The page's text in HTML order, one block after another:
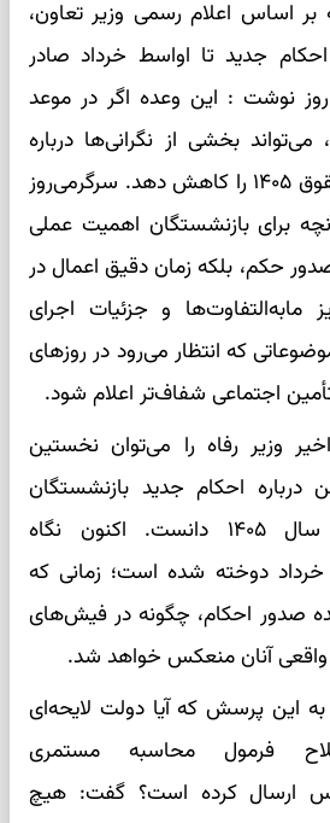
اساس اعلام رسمی وزیر تعاون،
جدید تا اواسط خرداد صادر
نوشت : این وعده اگر در موعد
بخشی از نگرانی‌ها درباره
زمان اعمال افزایش حقوق ۱۴۰۵ را کاهش دهد. سرگرمی‌روز
برای بازنشستگان اهمیت عملی
حکم، بلکه زمان دقیق اعمال در
مابه‌التفاوت‌ها و جزئیات اجرای
که انتظار می‌رود در روزهای
اجتماعی شفاف‌تر اعلام شود.
وزیر رفاه را می‌توان نخستین
درباره احکام جدید بازنشستگان
تأمین اجتماعی در سال ۱۴۰۵ دانست. اکنون نگاه
خرداد دوخته شده است؛ زمانی که
صدور احکام، چگونه در فیش‌های
آنان منعکس خواهد شد.
این پرسش که آیا دولت لایحه‌ای
فرمول محاسبه مستمری
ارسال کرده است؟ گفت: هیچ